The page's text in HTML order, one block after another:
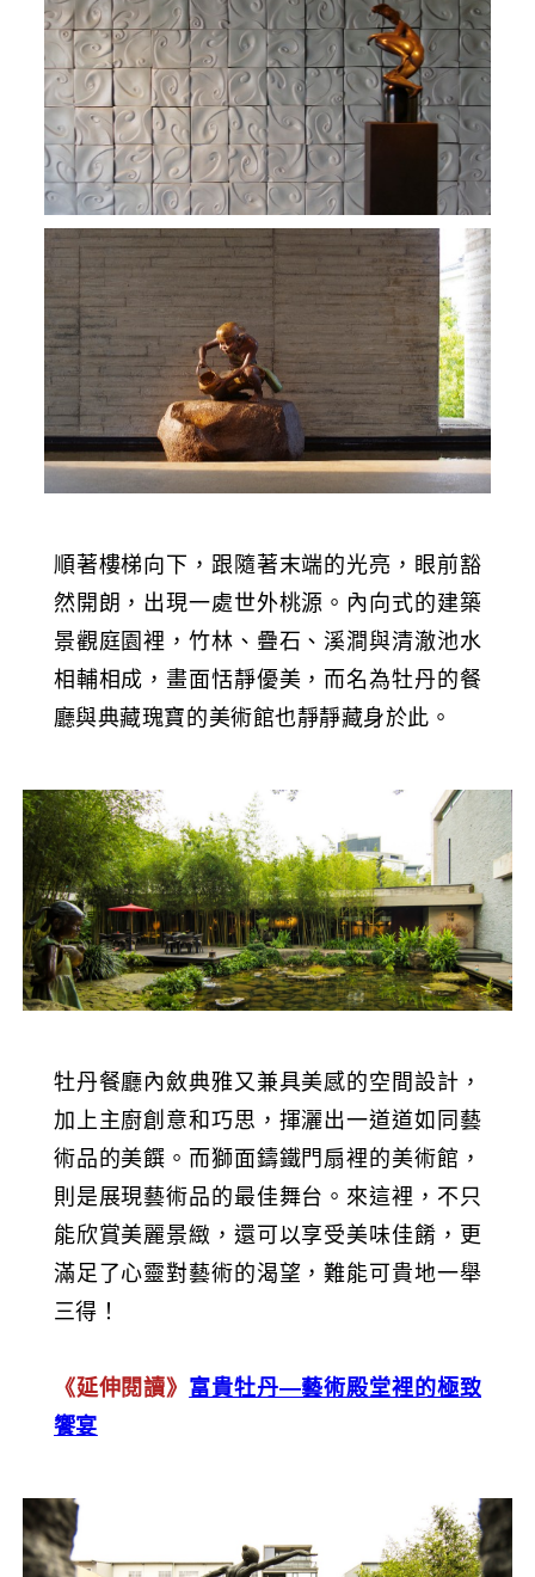
順著樓梯向下，跟隨著末端的光亮，眼前豁
然開朗，出現一處世外桃源。內向式的建築
景觀庭園裡，竹林、疊石、溪澗與清澈池水
相輔相成，畫面恬靜優美，而名為牡丹的餐
廳與典藏瑰寶的美術館也靜靜藏身於此。
牡丹餐廳內斂典雅又兼具美感的空間設計，
加上主廚創意和巧思，揮灑出一道道如同藝
術品的美饌。而獅面鑄鐵門扇裡的美術館，
則是展現藝術品的最佳舞台。來這裡，不只
能欣賞美麗景緻，還可以享受美味佳餚，更
滿足了心靈對藝術的渴望，難能可貴地一舉
三得！
《延伸閱讀》 富貴牡丹—藝術殿堂裡的極致
饗宴